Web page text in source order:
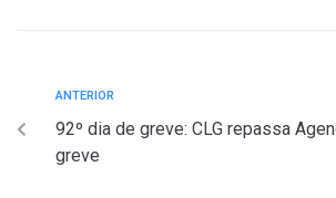
ANTERIOR
92º dia de greve: CLG repassa
greve